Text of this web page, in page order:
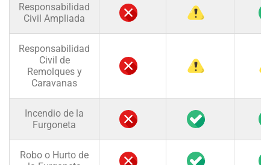
Responsabilidad
Civil Ampliada
Responsabilidad
Civil de
Remolques y
Caravanas
Incendio de la
Furgoneta
Robo o Hurto de